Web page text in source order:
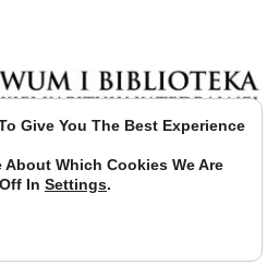
Give You The Best Experience
About Which Cookies We Are
In Settings.